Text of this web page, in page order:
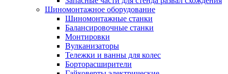
Шиномонтажное оборудование
Шиномонтажные станки
Балансировочные станки
Монтировки
Вулканизаторы
Тележки и ванны для колес
Борторасширители